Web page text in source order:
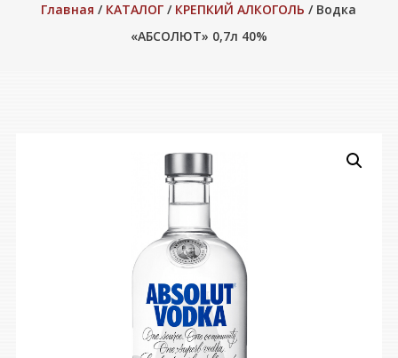
Главная / КАТАЛОГ / КРЕПКИЙ АЛКОГОЛЬ / Водка
«АБСОЛЮТ» 0,7л 40%